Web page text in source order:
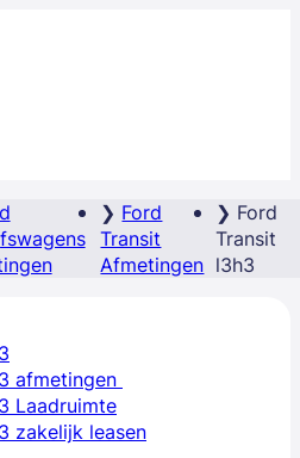
Ford
Transit
Afmetingen
Ford
Transit
l3h3
afmetingen
Laadruimte
zakelijk leasen